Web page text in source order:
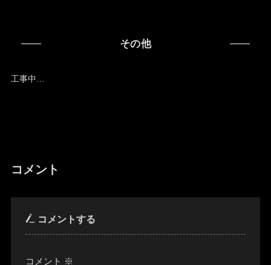
その他
工事中…
コメント
コメントする
コメント ※